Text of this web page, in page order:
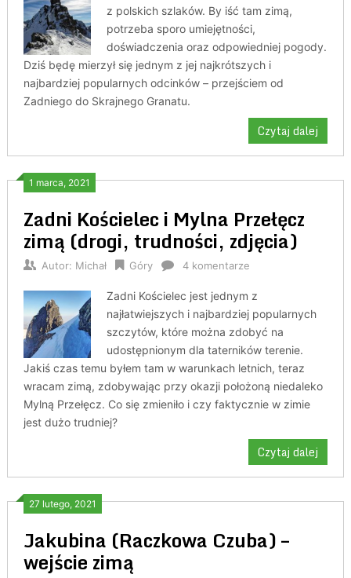
z polskich szlaków. By iść tam zimą,
potrzeba sporo umiejętności,
doświadczenia oraz odpowiedniej pogody.
Dziś będę mierzył się jednym z jej najkrótszych i
najbardziej popularnych odcinków – przejściem od
Zadniego do Skrajnego Granatu.
Czytaj dalej
1 marca, 2021
Zadni Kościelec i Mylna Przełęcz
zimą (drogi, trudności, zdjęcia)
Autor: Michał Góry 4 komentarze
Zadni Kościelec jest jednym z
najłatwiejszych i najbardziej popularnych
szczytów, które można zdobyć na
udostępnionym dla taterników terenie.
Jakiś czas temu byłem tam w warunkach letnich, teraz
wracam zimą, zdobywając przy okazji położoną niedaleko
Mylną Przełęcz. Co się zmieniło i czy faktycznie w zimie
jest dużo trudniej?
Czytaj dalej
27 lutego, 2021
Jakubina (Raczkowa Czuba) –
wejście zimą